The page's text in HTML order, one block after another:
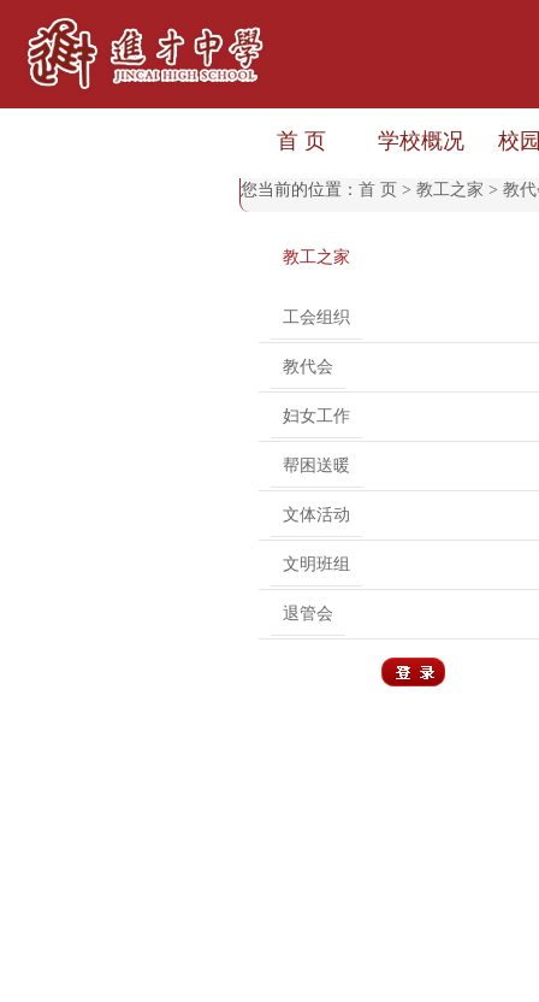
首 页 学校概况 校
您当前的位置： 首 页 > 教工之家 > 教
教工之家
工会组织
教代会
妇女工作
帮困送暖
文体活动
文明班组
退管会